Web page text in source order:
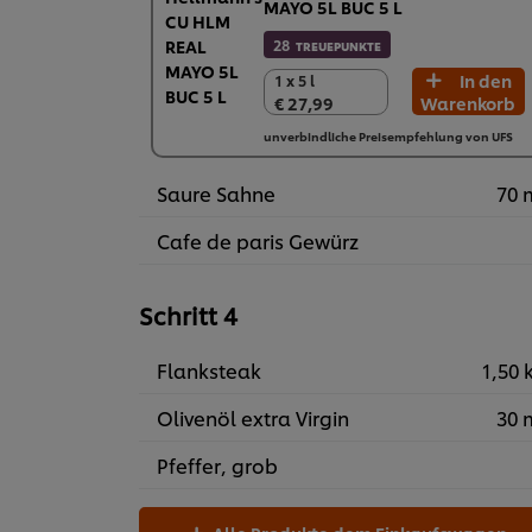
MAYO 5L BUC 5 L
28 TREUEPUNKTE
1 x 5 l
€ 27,99
1 x 5 l
€ 27,99
In den
Warenkorb
unverbindliche Preisempfehlung von UFS
Saure Sahne
70
Cafe de paris Gewürz
Schritt 4
Flanksteak
1,50
Olivenöl extra Virgin
30
Pfeffer, grob